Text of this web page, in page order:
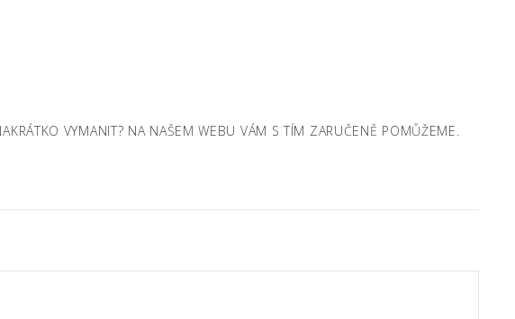
VYMANIT? NA NAŠEM WEBU VÁM S TÍM ZARUČENĚ POMŮŽEME.